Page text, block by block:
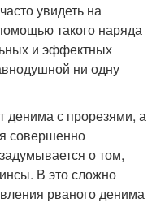
увидеть на
такого наряда
и эффектных
ни одну
денима с прорезями, а
совершенно
о том,
В это сложно
рваного денима